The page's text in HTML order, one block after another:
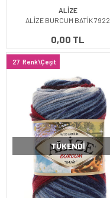
ALİZE
ALİZE BURCUM BATİK 7922
0,00 TL
27 Renk\Çeşit
TÜKENDI